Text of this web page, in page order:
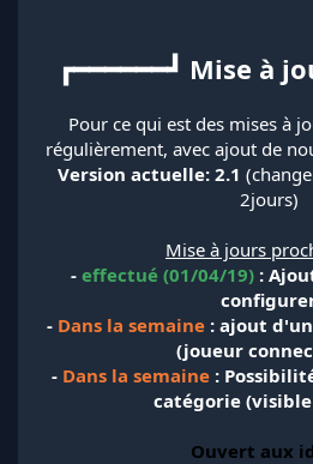
┏━━━━━━┛ Mise à
Pour ce qui est des mises à
régulièrement, avec ajout de
Version actuelle: 2.1
2jours)
Mise à jours
- effectué (01/04/19):
- Dans la semaine : ajout
(joueur
- Dans la semaine :
catégorie
Ouvert aux